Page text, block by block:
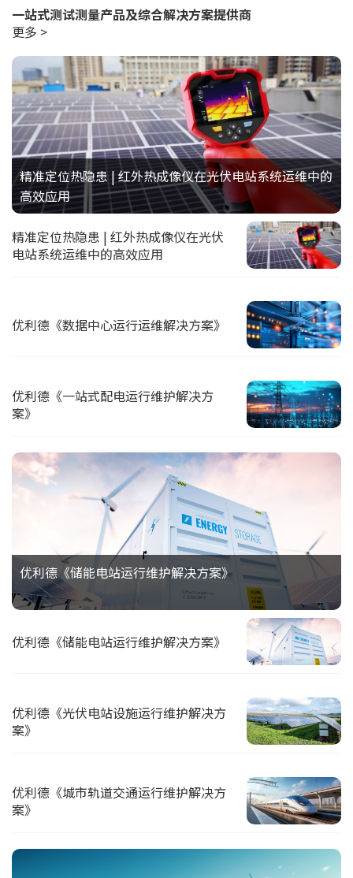
一站式测试测量产品及综合解决方案提供商
更多 >
精准定位热隐患 | 红外热成像仪在光伏电站系统运维中的
高效应用
精准定位热隐患 | 红外热成像仪在光伏
电站系统运维中的高效应用
优利德《数据中心运行运维解决方案》
优利德《一站式配电运行维护解决方
案》
优利德《储能电站运行维护解决方案》
优利德《储能电站运行维护解决方案》
优利德《光伏电站设施运行维护解决方
案》
优利德《城市轨道交通运行维护解决方
案》